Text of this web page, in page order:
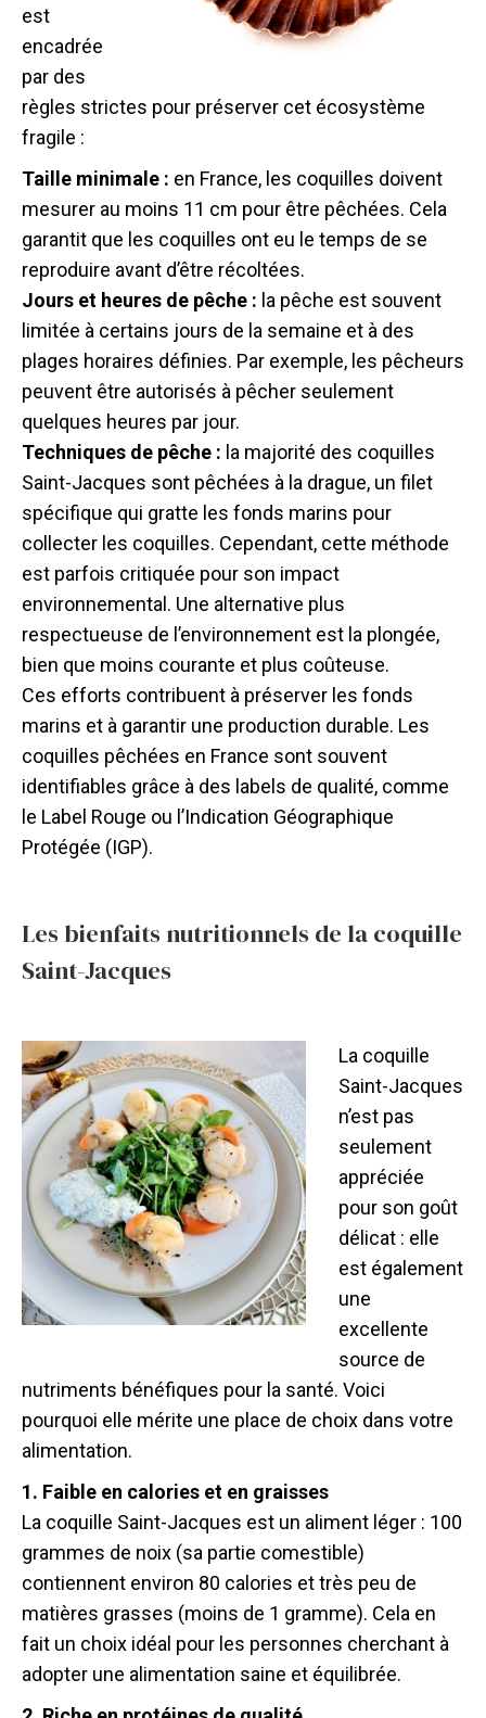
est
encadrée
par des
règles strictes pour préserver cet écosystème
fragile :
Taille minimale : en France, les coquilles doivent
mesurer au moins 11 cm pour être pêchées. Cela
garantit que les coquilles ont eu le temps de se
reproduire avant d’être récoltées.
Jours et heures de pêche : la pêche est souvent
limitée à certains jours de la semaine et à des
plages horaires définies. Par exemple, les pêcheurs
peuvent être autorisés à pêcher seulement
quelques heures par jour.
Techniques de pêche : la majorité des coquilles
Saint-Jacques sont pêchées à la drague, un filet
spécifique qui gratte les fonds marins pour
collecter les coquilles. Cependant, cette méthode
est parfois critiquée pour son impact
environnemental. Une alternative plus
respectueuse de l’environnement est la plongée,
bien que moins courante et plus coûteuse.
Ces efforts contribuent à préserver les fonds
marins et à garantir une production durable. Les
coquilles pêchées en France sont souvent
identifiables grâce à des labels de qualité, comme
le Label Rouge ou l’Indication Géographique
Protégée (IGP).
Les bienfaits nutritionnels de la coquille
Saint-Jacques
La coquille
Saint-Jacques
n’est pas
seulement
appréciée
pour son goût
délicat : elle
est également
une
excellente
source de
nutriments bénéfiques pour la santé. Voici
pourquoi elle mérite une place de choix dans votre
alimentation.
1. Faible en calories et en graisses
La coquille Saint-Jacques est un aliment léger : 100
grammes de noix (sa partie comestible)
contiennent environ 80 calories et très peu de
matières grasses (moins de 1 gramme). Cela en
fait un choix idéal pour les personnes cherchant à
adopter une alimentation saine et équilibrée.